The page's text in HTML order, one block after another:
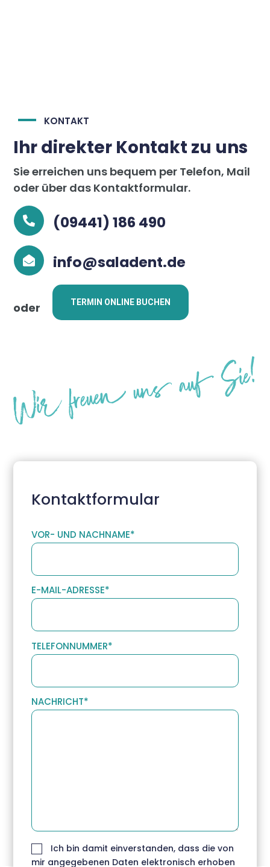
KONTAKT
Ihr direkter Kontakt zu uns
Sie erreichen uns bequem per Telefon, Mail
oder über das Kontaktformular.
 (09441) 186 490
 info@saladent.de
TERMIN ONLINE BUCHEN
oder
Kontaktformular
VOR- UND NACHNAME*
E-MAIL-ADRESSE*
TELEFONNUMMER*
NACHRICHT*
Ich bin damit einverstanden, dass die von
mir angegebenen Daten elektronisch erhoben